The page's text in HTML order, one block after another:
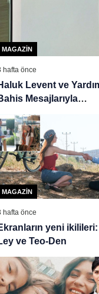
MAGAZIN
hafta önce
Levent ve
Mesajlarıyla
MAGAZIN
hafta önce
yeni
ve Teo-Den